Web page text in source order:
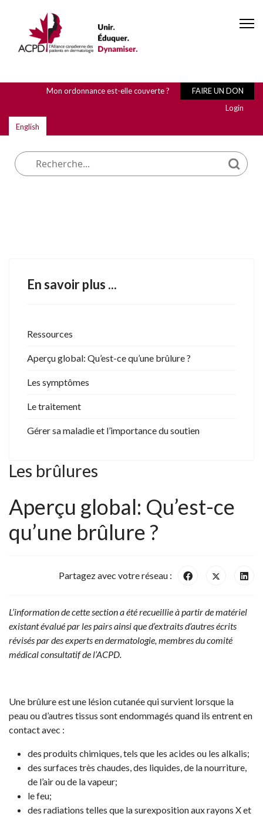
Mon ordonnance est-elle couverte ?
FAIRE UN DON
Login
English
Que cherchez-vous
En savoir plus ...
Ressources
Aperçu global: Qu’est-ce qu’une brûlure ?
Les symptômes
Le traitement
Gérer sa maladie et l’importance du soutien
Les brûlures
Aperçu global: Qu’est-ce
qu’une brûlure ?
Partagez avec votre réseau :
L’information de cette section a été recueillie à partir de matériel
existant évalué par les pairs ainsi que d’extraits d’autres écrits
révisés par des experts en dermatologie, membres du comité
médical consultatif de l’ACPD.
Une brûlure est une lésion cutanée qui survient lorsque la
peau ou d’autres tissus sont endommagés quand ils entrent en
contact avec :
des produits chimiques, tels que les acides ou les alkalis;
des surfaces très chaudes, des liquides, de la nourriture,
de l’air ou de la vapeur;
le feu;
des radiations telles que la surexposition aux rayons X et